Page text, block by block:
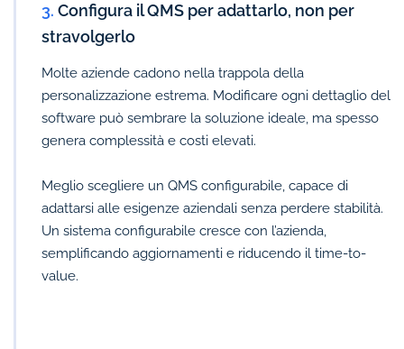
3. Configura il QMS per adattarlo, non per
stravolgerlo
Molte aziende cadono nella trappola della
personalizzazione estrema. Modificare ogni dettaglio del
software può sembrare la soluzione ideale, ma spesso
genera complessità e costi elevati.
Meglio scegliere un QMS configurabile, capace di
adattarsi alle esigenze aziendali senza perdere stabilità.
Un sistema configurabile cresce con l’azienda,
semplificando aggiornamenti e riducendo il time-to-
value.